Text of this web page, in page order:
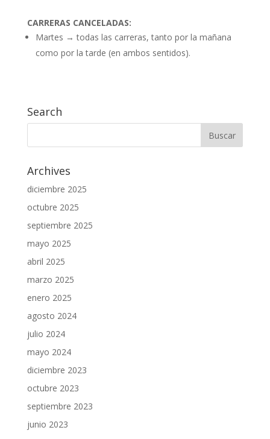
CARRERAS CANCELADAS:
Martes → todas las carreras, tanto por la mañana
como por la tarde (en ambos sentidos).
Search
Archives
diciembre 2025
octubre 2025
septiembre 2025
mayo 2025
abril 2025
marzo 2025
enero 2025
agosto 2024
julio 2024
mayo 2024
diciembre 2023
octubre 2023
septiembre 2023
junio 2023